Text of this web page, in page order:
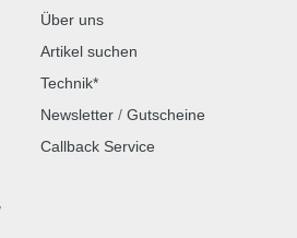
Über uns
Artikel suchen
Technik*
Newsletter / Gutscheine
Callback Service